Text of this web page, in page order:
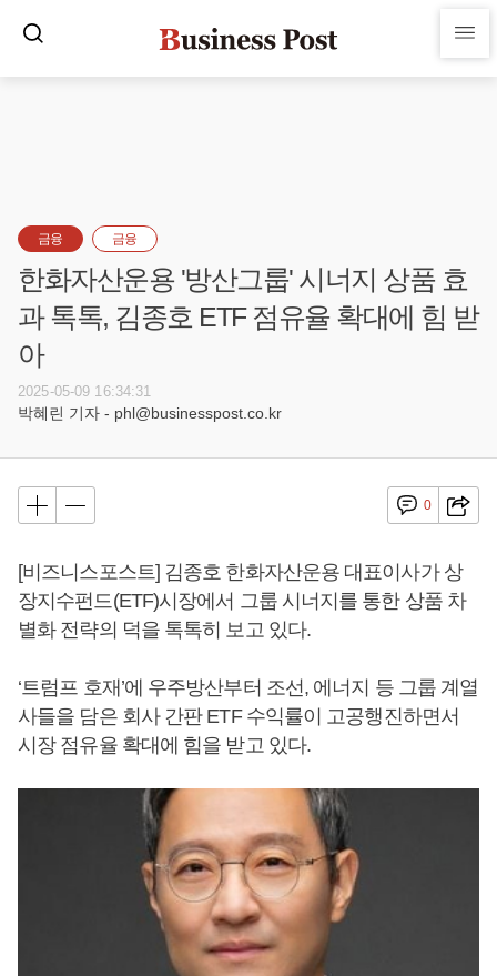
금융 금융
한화자산운용 '방산그룹' 시너지 상품 효
과 톡톡, 김종호 ETF 점유율 확대에 힘 받
아
2025-05-09 16:34:31
박혜린 기자 - phl@businesspost.co.kr
0
[비즈니스포스트] 김종호 한화자산운용 대표이사가 상
장지수펀드(ETF)시장에서 그룹 시너지를 통한 상품 차
별화 전략의 덕을 톡톡히 보고 있다.
‘트럼프 호재’에 우주방산부터 조선, 에너지 등 그룹 계열
사들을 담은 회사 간판 ETF 수익률이 고공행진하면서
시장 점유율 확대에 힘을 받고 있다.